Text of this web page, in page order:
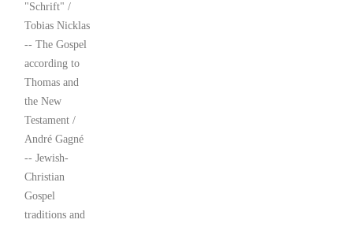
"Schrift" /
Tobias Nicklas
-- The Gospel
according to
Thomas and
the New
Testament /
André Gagné
-- Jewish-
Christian
Gospel
traditions and